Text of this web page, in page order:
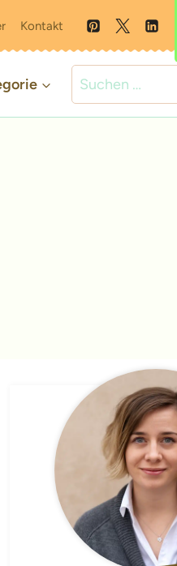
Kontakt
Suchen
nach: